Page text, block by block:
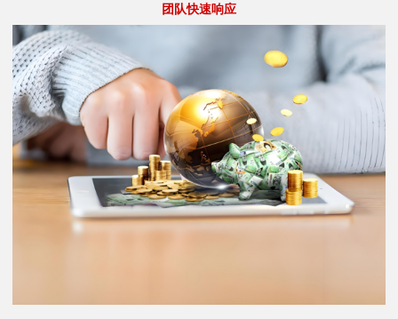
团队快速响应